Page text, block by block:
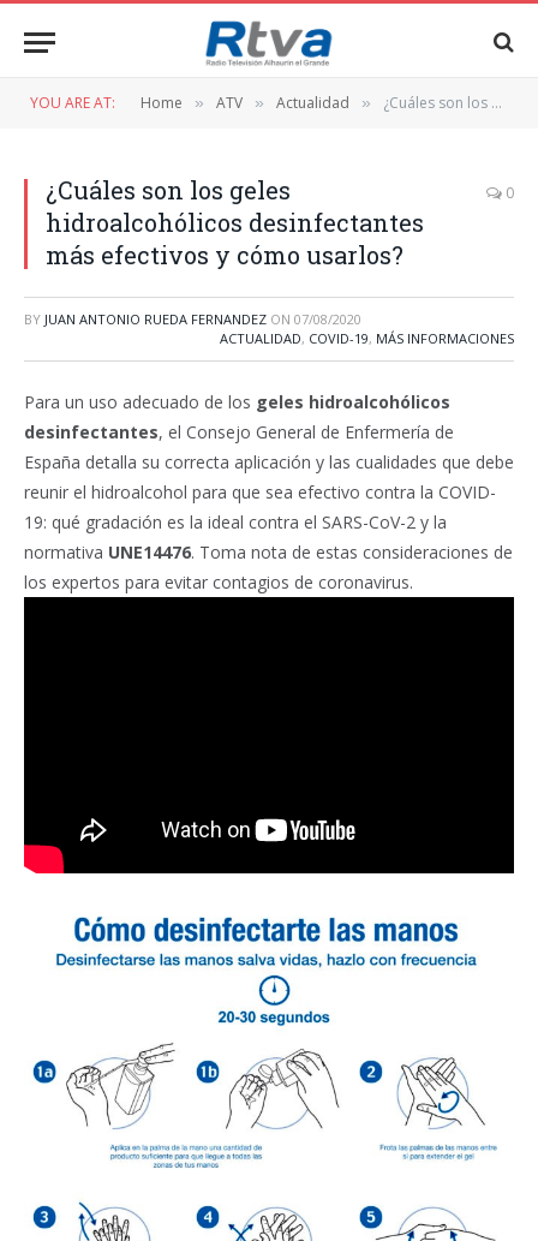
YOU ARE AT: Home » ATV » Actualidad » ¿Cuáles son los geles hidroalcohólicos desinfectantes más efectivos y cómo usarlos?
¿Cuáles son los geles
hidroalcohólicos desinfectantes
más efectivos y cómo usarlos?
0
BY JUAN ANTONIO RUEDA FERNANDEZ ON 07/08/2020
ACTUALIDAD, COVID-19, MÁS INFORMACIONES
Para un uso adecuado de los geles hidroalcohólicos
desinfectantes, el Consejo General de Enfermería de
España detalla su correcta aplicación y las cualidades que debe
reunir el hidroalcohol para que sea efectivo contra la COVID-
19: qué gradación es la ideal contra el SARS-CoV-2 y la
normativa UNE14476. Toma nota de estas consideraciones de
los expertos para evitar contagios de coronavirus.